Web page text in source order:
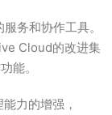
务和协作工具。
Cloud的改进集
能。
力的增强，